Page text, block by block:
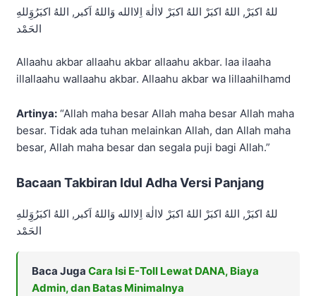
للهُ اكبَرْ, اللهُ اكبَرْ اللهُ اكبَرْ لاالٰهَ اِلاالله وَاللهُ اَكبر, اللهُ اكبَرُوَِللهِ
الحَمْد
Allaahu akbar allaahu akbar allaahu akbar. laa ilaaha
illallaahu wallaahu akbar. Allaahu akbar wa lillaahilhamd
Artinya: “Allah maha besar Allah maha besar Allah maha
besar. Tidak ada tuhan melainkan Allah, dan Allah maha
besar, Allah maha besar dan segala puji bagi Allah.”
Bacaan Takbiran Idul Adha Versi Panjang
للهُ اكبَرْ, اللهُ اكبَرْ اللهُ اكبَرْ لاالٰهَ اِلاالله وَاللهُ اَكبر, اللهُ اكبَرُوَِللهِ
الحَمْد
Baca Juga Cara Isi E-Toll Lewat DANA, Biaya
Admin, dan Batas Minimalnya